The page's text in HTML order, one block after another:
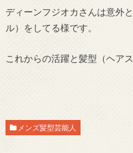
ディーンフジオカさんは意外
ル）をしてる様です。
これからの活躍と髪型（ヘア
メンズ髪型芸能人